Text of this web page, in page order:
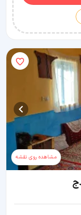
مشاهده روی نقشه